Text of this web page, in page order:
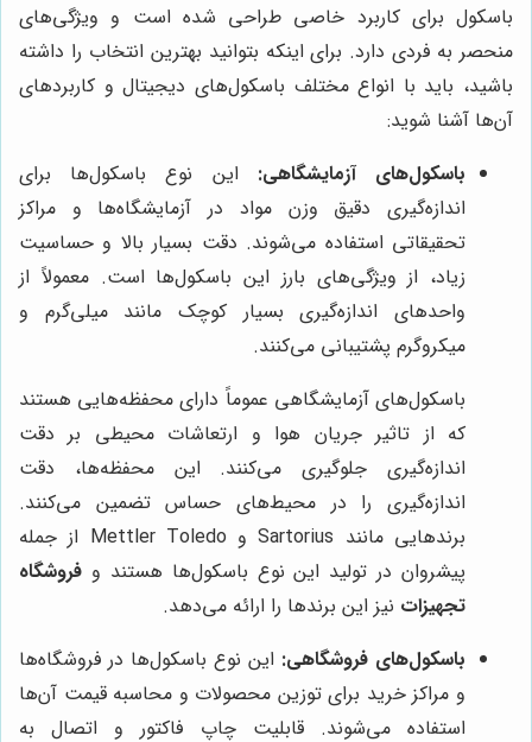
باسکول برای کاربرد خاصی طراحی شده است و ویژگی‌های
منحصر به فردی دارد. برای اینکه بتوانید بهترین انتخاب را داشته
باشید، باید با انواع مختلف باسکول‌های دیجیتال و کاربردهای
آن‌ها آشنا شوید:
باسکول‌های آزمایشگاهی: این نوع باسکول‌ها برای
اندازه‌گیری دقیق وزن مواد در آزمایشگاه‌ها و مراکز
تحقیقاتی استفاده می‌شوند. دقت بسیار بالا و حساسیت
زیاد، از ویژگی‌های بارز این باسکول‌ها است. معمولاً از
واحدهای اندازه‌گیری بسیار کوچک مانند میلی‌گرم و
میکروگرم پشتیبانی می‌کنند.
باسکول‌های آزمایشگاهی عموماً دارای محفظه‌هایی هستند
که از تاثیر جریان هوا و ارتعاشات محیطی بر دقت
اندازه‌گیری جلوگیری می‌کنند. این محفظه‌ها، دقت
اندازه‌گیری را در محیط‌های حساس تضمین می‌کنند.
برندهایی مانند Sartorius و Mettler Toledo از جمله
پیشروان در تولید این نوع باسکول‌ها هستند و فروشگاه
تجهیزات نیز این برندها را ارائه می‌دهد.
باسکول‌های فروشگاهی: این نوع باسکول‌ها در فروشگاه‌ها
و مراکز خرید برای توزین محصولات و محاسبه قیمت آن‌ها
استفاده می‌شوند. قابلیت چاپ فاکتور و اتصال به